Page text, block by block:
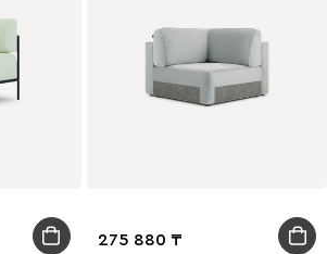
275 880